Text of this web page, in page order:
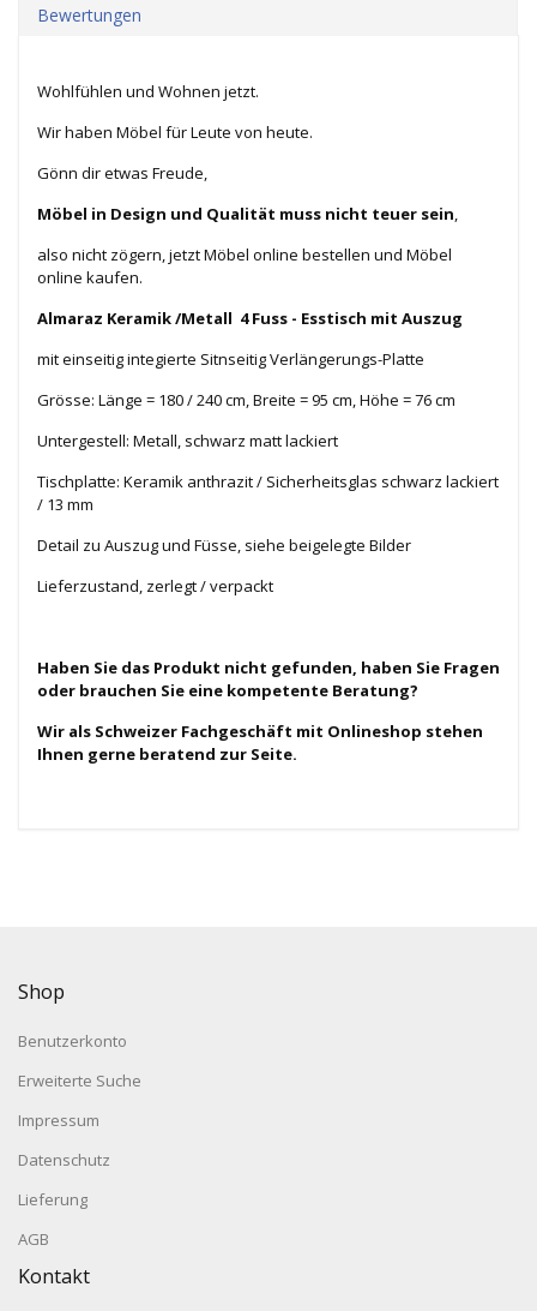
Bewertungen
Wohlfühlen und Wohnen jetzt.
Wir haben Möbel für Leute von heute.
Gönn dir etwas Freude,
Möbel in Design und Qualität muss nicht teuer sein,
also nicht zögern, jetzt Möbel online bestellen und Möbel
online kaufen.
Almaraz Keramik /Metall 4 Fuss - Esstisch mit Auszug
mit einseitig integierte Sitnseitig Verlängerungs-Platte
Grösse: Länge = 180 / 240 cm, Breite = 95 cm, Höhe = 76 cm
Untergestell: Metall, schwarz matt lackiert
Tischplatte: Keramik anthrazit / Sicherheitsglas schwarz lackiert
/ 13 mm
Detail zu Auszug und Füsse, siehe beigelegte Bilder
Lieferzustand, zerlegt / verpackt
Haben Sie das Produkt nicht gefunden, haben Sie Fragen
oder brauchen Sie eine kompetente Beratung?
Wir als Schweizer Fachgeschäft mit Onlineshop stehen
Ihnen gerne beratend zur Seite.
Shop
Benutzerkonto
Erweiterte Suche
Impressum
Datenschutz
Lieferung
AGB
Kontakt